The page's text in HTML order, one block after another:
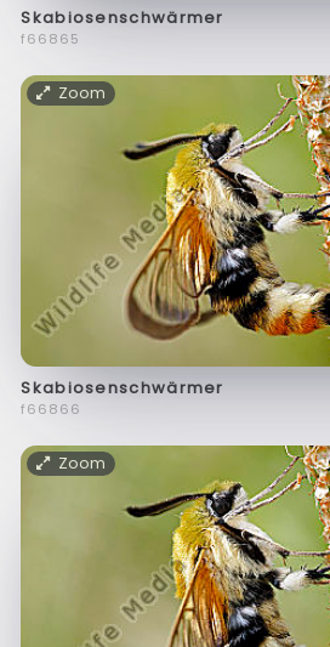
Skabiosenschwärmer
f66865
Zoom
Skabiosenschwärmer
f66866
Zoom